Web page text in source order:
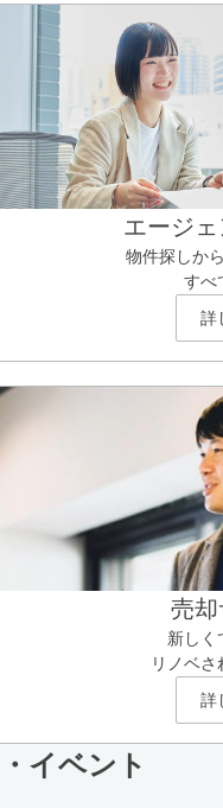
エージ
物件探しか
すべ
詳
売
新しく
リノベ
詳
イベント